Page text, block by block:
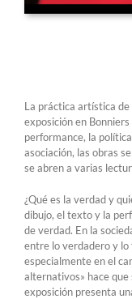
La práctica artística
exposición en
performance, la
asociación, las obras
se abren a varias
¿Qué es la verdad y
dibujo, el texto y la
de verdad. En la
entre lo verdadero y lo
especialmente en el
alternativos» hace
exposición presenta